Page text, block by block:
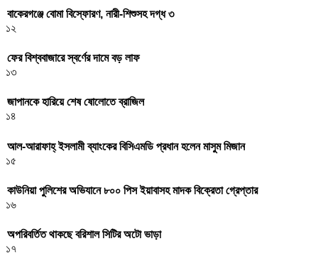
বাকেরগঞ্জে বোমা বিস্ফোরণ, নারী-শিশুসহ দগ্ধ ৩
১২
ফের বিশ্ববাজারে স্বর্ণের দামে বড় লাফ
১৩
জাপানকে হারিয়ে শেষ ষোলোতে ব্রাজিল
১৪
আল-আরাফাহ্ ইসলামী ব্যাংকের বিসিএমডি প্রধান হলেন মাসুম মিজান
১৫
কাউনিয়া পুলিশের অভিযানে ৮০০ পিস ইয়াবাসহ মাদক বিক্রেতা গ্রেপ্তার
১৬
অপরিবর্তিত থাকছে বরিশাল সিটির অটো ভাড়া
১৭